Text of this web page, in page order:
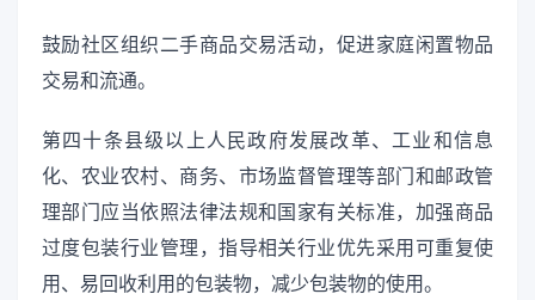
鼓励社区组织二手商品交易活动，促进家庭闲置物品
交易和流通。
第四十条县级以上人民政府发展改革、工业和信息
化、农业农村、商务、市场监督管理等部门和邮政管
理部门应当依照法律法规和国家有关标准，加强商品
过度包装行业管理，指导相关行业优先采用可重复使
用、易回收利用的包装物，减少包装物的使用。